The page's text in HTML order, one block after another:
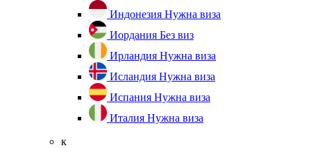
Индонезия Нужна виза
Иордания Без виз
Ирландия Нужна виза
Исландия Нужна виза
Испания Нужна виза
Италия Нужна виза
к